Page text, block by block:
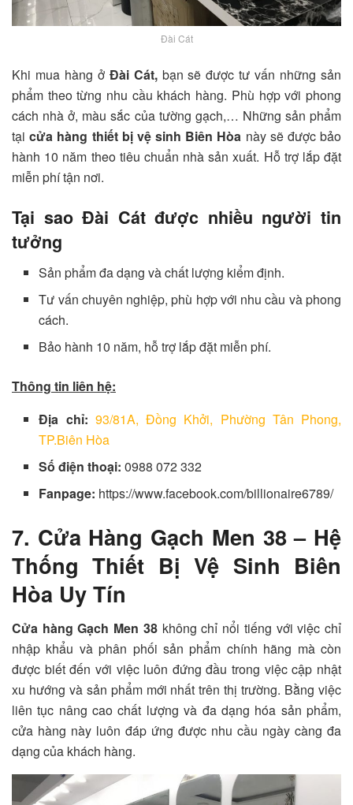
Đài Cát
Khi mua hàng ở Đài Cát, bạn sẽ được tư vấn những sản
phẩm theo từng nhu cầu khách hàng. Phù hợp với phong
cách nhà ở, màu sắc của tường gạch,… Những sản phẩm
tạicửa hàng thiết bị vệ sinh Biên Hòa này sẽ được bảo
hành 10 năm theo tiêu chuẩn nhà sản xuất. Hỗ trợ lắp đặt
miễn phí tận nơi.
Tại sao Đài Cát được nhiều người tin
tưởng
Sản phẩm đa dạng và chất lượng kiểm định.
Tư vấn chuyên nghiệp, phù hợp với nhu cầu và phong
cách.
Bảo hành 10 năm, hỗ trợ lắp đặt miễn phí.
Thông tin liên hệ:
Địa chỉ: 93/81A, Đồng Khởi, Phường Tân Phong,
TP.Biên Hòa
Số điện thoại:0988 072 332
Fanpage: https://www.facebook.com/billionaire6789/
7. Cửa Hàng Gạch Men 38 – Hệ
Thống Thiết Bị Vệ Sinh Biên
Hòa Uy Tín
Cửa hàng Gạch Men 38không chỉ nổi tiếng với việc chỉ
nhập khẩu và phân phối sản phẩm chính hãng mà còn
được biết đến với việc luôn đứng đầu trong việc cập nhật
xu hướng và sản phẩm mới nhất trên thị trường. Bằng việc
liên tục nâng cao chất lượng và đa dạng hóa sản phẩm,
cửa hàng này luôn đáp ứng được nhu cầu ngày càng đa
dạng của khách hàng.